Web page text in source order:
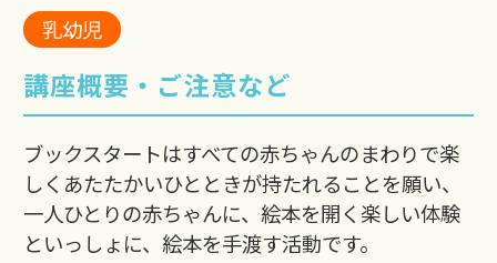
乳幼児
講座概要・ご注意など
ブックスタートはすべての赤ちゃんのまわりで楽
しくあたたかいひとときが持たれることを願い、
一人ひとりの赤ちゃんに、絵本を開く楽しい体験
といっしょに、絵本を手渡す活動です。